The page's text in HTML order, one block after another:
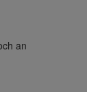
an